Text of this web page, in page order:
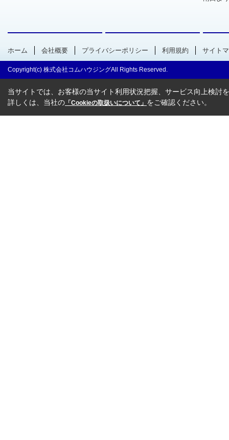
ホーム 会社概要 プライバシーポリシー 利用規約 サイト
Copyright(c) 株式会社コムハウジングAll Rights Reserved.
当サイトでは、お客様の当サイト利用状況把握、サービス向上検討
詳しくは、当社の 「Cookieの取扱いについて」 をご確認ください。